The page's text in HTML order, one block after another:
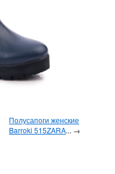
Полусапоги женские
Barroki 515ZARA... →